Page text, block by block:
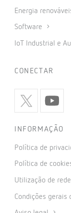
Energia
Software
IoT Industrial e
CONECTAR
INFORMAÇÃO
Política de
Política de
Utilização de
Condições gerais